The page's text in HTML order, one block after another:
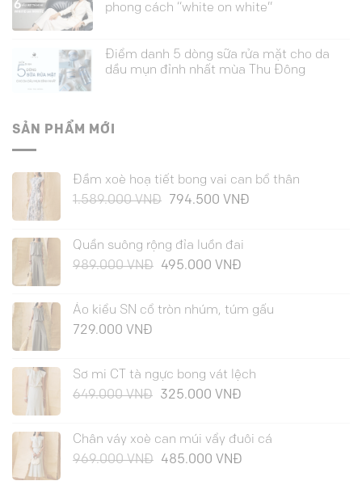
phong cách “white on white”
Điểm danh 5 dòng sữa rửa mặt cho da
dầu mụn đỉnh nhất mùa Thu Đông
SẢN PHẨM MỚI
Đầm xoè hoạ tiết bong vai can bổ thân
1.589.000VNĐ
Giá
1.589.000 VNĐ.
794.500 VNĐGiá
Quần suông rộng đỉa luồn đai
989.000VNĐ
Giá
989.000 VNĐ.
495.000 VNĐGiá
là:
Áo kiểu SN cổ tròn nhúm, túm gấu
729.000 VNĐ
Sơ mi CT tà ngực bong vát lệch
649.000VNĐ
Giá
649.000 VNĐ.
325.000 VNĐGiá
là:
325.000 VNĐ.
Chân váy xoè can múi vẩy đuôi cá
969.000VNĐ
Giá
485.000 VNĐGiá